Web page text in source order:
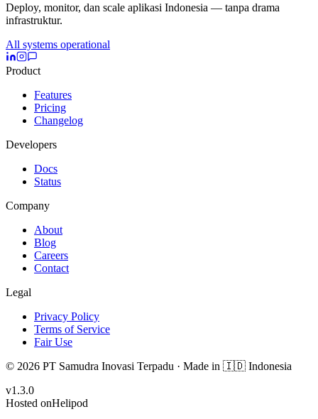
Deploy, monitor, dan scale aplikasi Indonesia — tanpa drama
infrastruktur.
All systems operational
Product
Features
Pricing
Changelog
Developers
Docs
Status
Company
About
Blog
Careers
Contact
Legal
Privacy Policy
Terms of Service
Fair Use
© 2026 PT Samudra Inovasi Terpadu · Made in 🇮🇩 Indonesia
v1.3.0
Hosted onHelipod